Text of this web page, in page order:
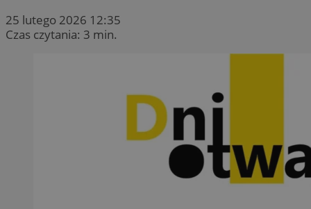
25 lutego 2026 12:35
Czas czytania: 3 min.